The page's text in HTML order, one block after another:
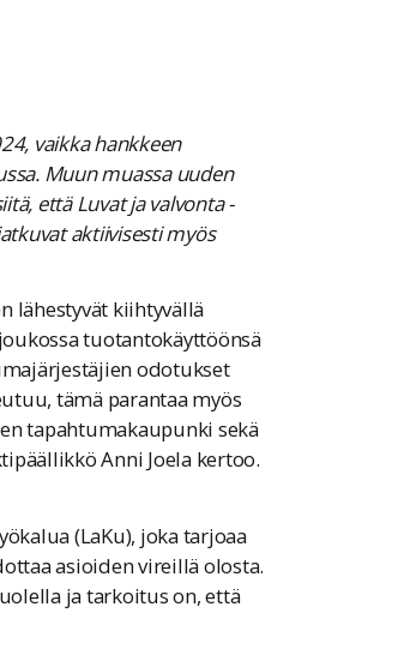
vaikka hankkeen
Muun muassa uuden
että Luvat ja valvonta -
aktiivisesti myös
lähestyvät kiihtyvällä
tuotantokäyttöönsä
odotukset
tämä parantaa myös
tapahtumakaupunki sekä
Anni Joela kertoo.
(LaKu), joka tarjoaa
asioiden vireillä olosta.
ja tarkoitus on, että